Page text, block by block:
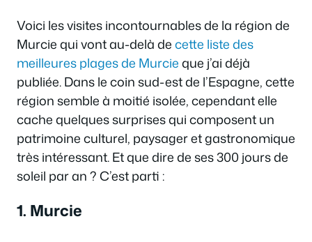
Voici les visites incontournables de la région de
Murcie qui vont au-delà decette liste des
meilleures plages de Murcieque j’ai déjà
publiée. Dans le coin sud-est de l’Espagne, cette
région semble à moitié isolée, cependant elle
cache quelques surprises qui composent un
patrimoine culturel, paysager et gastronomique
très intéressant. Et que dire de ses 300 jours de
soleil par an ? C’est parti :
1. Murcie